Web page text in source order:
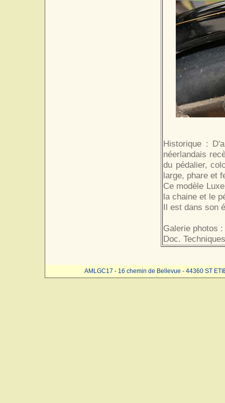
Historique :
néerlandais
du pédalier,
large, phare et
Ce modèle
la chaine et le
Il est dans son
Galerie photos :
Doc.
AMLGC17 - 16 chemin de Bellevue - 44360 ST